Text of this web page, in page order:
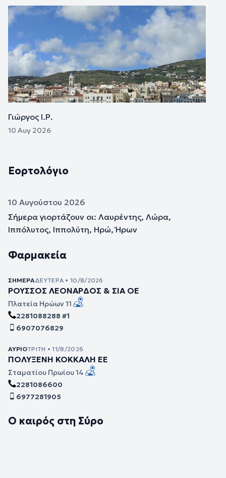
Εικόνα
Γιώργος Ι.Ρ.
10 Αυγ 2026
Εορτολόγιο
10 Αυγούστου 2026
Σήμερα γιορτάζουν οι: Λαυρέντης, Λώρα,
Ιππόλυτος, Ιππολύτη, Ηρώ, Ήρων
Φαρμακεία
ΣΉΜΕΡΑΔΕΥΤΈΡΑ • 10/8/2026
ΡΟΥΣΣΟΣ ΛΕΟΝΑΡΔΟΣ & ΣΙΑ ΟΕ
Πλατεία Ηρώων 11
2281088288 #1
6907076829
ΑΎΡΙΟΤΡΊΤΗ • 11/8/2026
ΠΟΛΥΞΕΝΗ ΚΟΚΚΑΛΗ ΕΕ
Σταματίου Πρωίου 14
2281086600
6977281905
Ο καιρός στη Σύρο